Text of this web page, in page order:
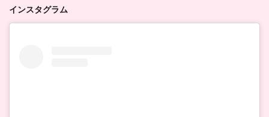
インスタグラム